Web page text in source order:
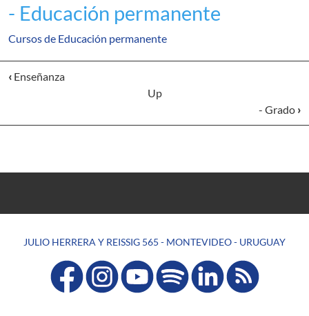
- Educación permanente
Cursos de Educación permanente
‹ Enseñanza
Up
- Grado ›
JULIO HERRERA Y REISSIG 565 - MONTEVIDEO - URUGUAY